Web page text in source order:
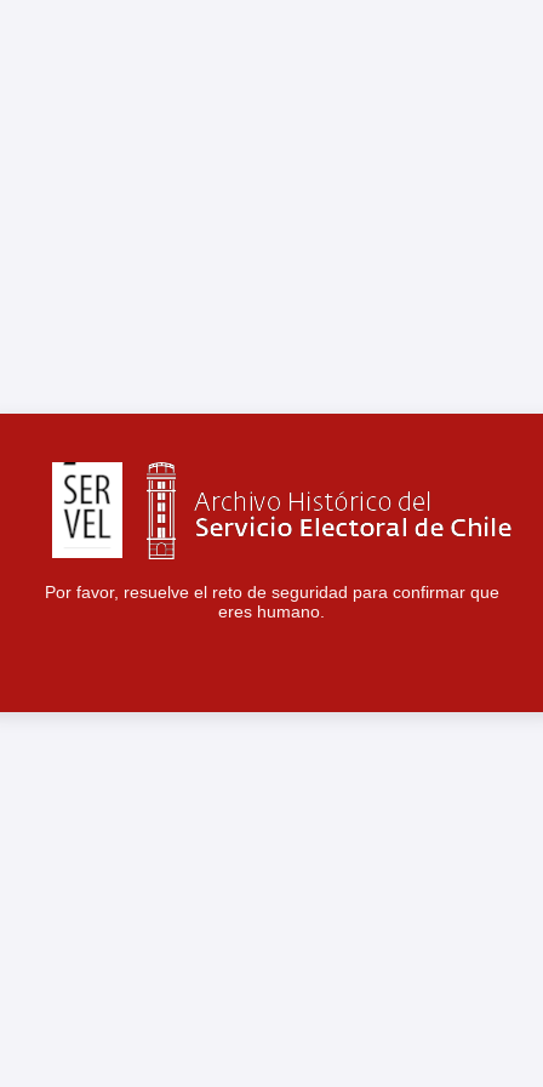
Por favor, resuelve el reto de seguridad para confirmar que
eres humano.